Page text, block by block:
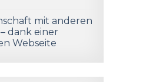
mit anderen
dank einer
Webseite